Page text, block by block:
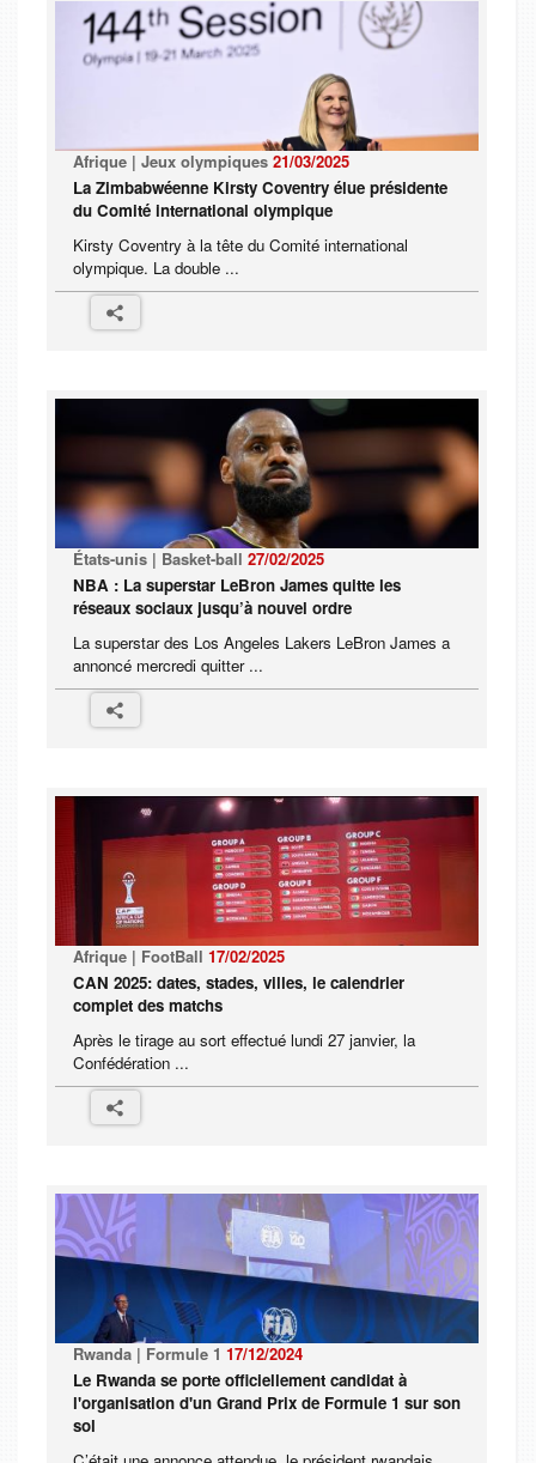
Afrique | Jeux olympiques 21/03/2025
La Zimbabwéenne Kirsty Coventry élue présidente
du Comité international olympique
Kirsty Coventry à la tête du Comité international
olympique. La double ...
États-unis | Basket-ball 27/02/2025
NBA : La superstar LeBron James quitte les
réseaux sociaux jusqu’à nouvel ordre
La superstar des Los Angeles Lakers LeBron James a
annoncé mercredi quitter ...
Afrique | FootBall 17/02/2025
CAN 2025: dates, stades, villes, le calendrier
complet des matchs
Après le tirage au sort effectué lundi 27 janvier, la
Confédération ...
Rwanda | Formule 1 17/12/2024
Le Rwanda se porte officiellement candidat à
l'organisation d'un Grand Prix de Formule 1 sur son
sol